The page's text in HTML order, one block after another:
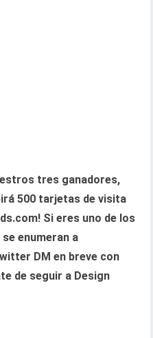
tres ganadores,
500 tarjetas de visita
Si eres uno de los
enumeran a
DM en breve con
de seguir a Design